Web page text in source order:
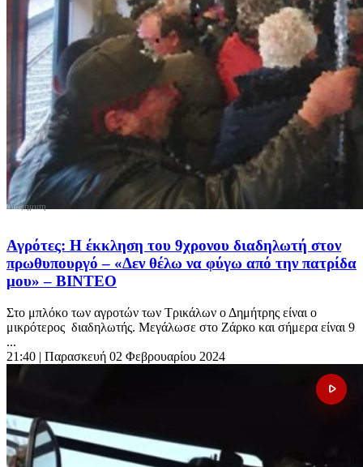
Αγρότες: Η έκκληση του 9χρονου διαδηλωτή στον
πρωθυπουργό – «Δεν θέλω να φύγω από την πατρίδα
μου» – ΒΙΝΤΕΟ
Στο μπλόκο των αγροτών των Τρικάλων ο Δημήτρης είναι ο
μικρότερος διαδηλωτής. Μεγάλωσε στο Ζάρκο και σήμερα είναι 9
...
21:40 | Παρασκευή 02 Φεβρουαρίου 2024